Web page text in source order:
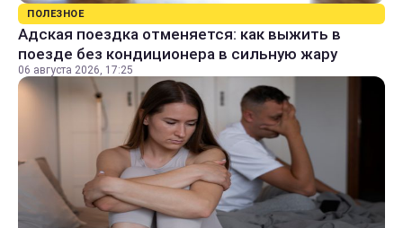
ПОЛЕЗНОЕ
Адская поездка отменяется: как выжить в
поезде без кондиционера в сильную жару
06 августа 2026, 17:25